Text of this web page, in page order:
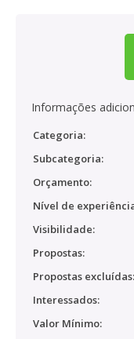
Informações
Categoria:
Subcategoria:
Orçamento:
Nível de
Visibilidade:
Propostas:
Propostas excluídas:
Interessados:
Valor Mínimo: